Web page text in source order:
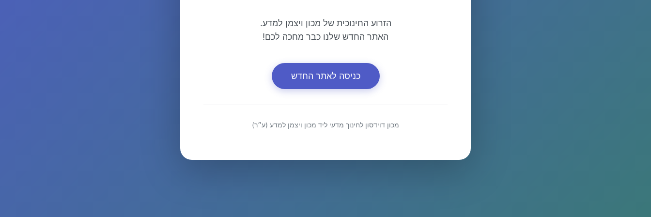
הזרוע החינוכית של מכון ויצמן למדע.
האתר החדש שלנו כבר מחכה לכם!
כניסה לאתר החדש
מכון דוידסון לחינוך מדעי ליד מכון ויצמן למדע (ע״ר)